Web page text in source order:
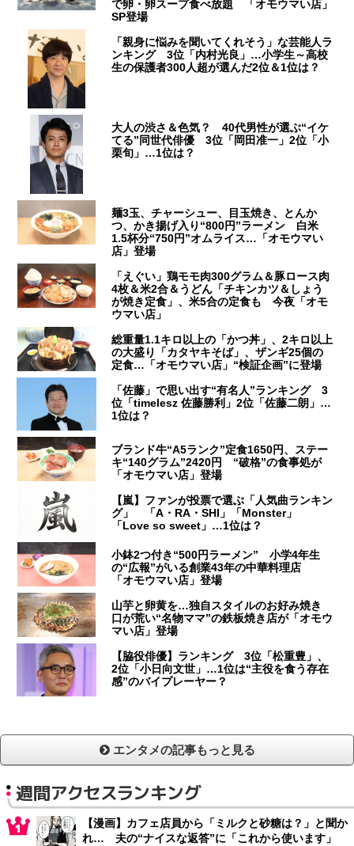
で卵・卵スープ食べ放題 「オモウマい店」
SP登場
「親身に悩みを聞いてくれそう」な芸能人ラ
ンキング 3位「内村光良」…小学生～高校
生の保護者300人超が選んだ2位＆1位は？
大人の渋さ＆色気？ 40代男性が選ぶ“イケ
てる”同世代俳優 3位「岡田准一」2位「小
栗旬」…1位は？
麺3玉、チャーシュー、目玉焼き、とんか
つ、かき揚げ入り“800円”ラーメン 白米
1.5杯分“750円”オムライス…「オモウマい
店」登場
「えぐい」鶏モモ肉300グラム＆豚ロース肉
4枚＆米2合＆うどん「チキンカツ＆しょう
が焼き定食」、米5合の定食も 今夜「オモ
ウマい店」
総重量1.1キロ以上の「かつ丼」、2キロ以上
の大盛り「カタヤキそば」、ザンギ25個の
定食…「オモウマい店」“検証企画”に登場
「佐藤」で思い出す“有名人”ランキング 3
位「timelesz 佐藤勝利」2位「佐藤二朗」…
1位は？
ブランド牛“A5ランク”定食1650円、ステー
キ“140グラム”2420円 “破格”の食事処が
「オモウマい店」登場
【嵐】ファンが投票で選ぶ「人気曲ランキン
グ」 「A・RA・SHI」「Monster」
「Love so sweet」…1位は？
小鉢2つ付き“500円ラーメン” 小学4年生
の“広報”がいる創業43年の中華料理店
「オモウマい店」登場
山芋と卵黄を…独自スタイルのお好み焼き
口が荒い“名物ママ”の鉄板焼き店が「オモウ
マい店」登場
【脇役俳優】ランキング 3位「松重豊」、
2位「小日向文世」…1位は“主役を食う存在
感”のバイプレーヤー？
エンタメの記事もっと見る
週間アクセスランキング
【漫画】カフェ店員から「ミルクと砂糖は？」と聞か
れ… 夫の“ナイスな返答”に「これから使います」